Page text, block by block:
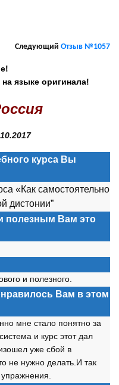
Следующий Отзыв №1057
языке оригинала!
курса Вы
«Как самостоятельно
дистонии”
полезным Вам это
вого и полезного
Вам в этом
о мне стало понятно за
и курс этот дал
ошел уже сбой в
о не нужно делать.И так